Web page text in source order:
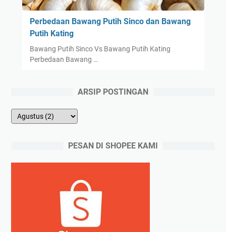
Perbedaan Bawang Putih Sinco dan Bawang
Putih Kating
Bawang Putih Sinco Vs Bawang Putih Kating
Perbedaan Bawang …
ARSIP POSTINGAN
PESAN DI SHOPEE KAMI